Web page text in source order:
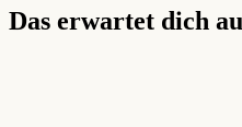
Das erwartet dich